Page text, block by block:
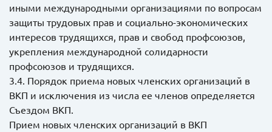
иными международными организациями по вопросам
защиты трудовых прав и социально-экономических
интересов трудящихся, прав и свобод профсоюзов,
укрепления международной солидарности
профсоюзов и трудящихся.
3.4. Порядок приема новых членских организаций в
ВКП и исключения из числа ее членов определяется
Съездом ВКП.
Прием новых членских организаций в ВКП